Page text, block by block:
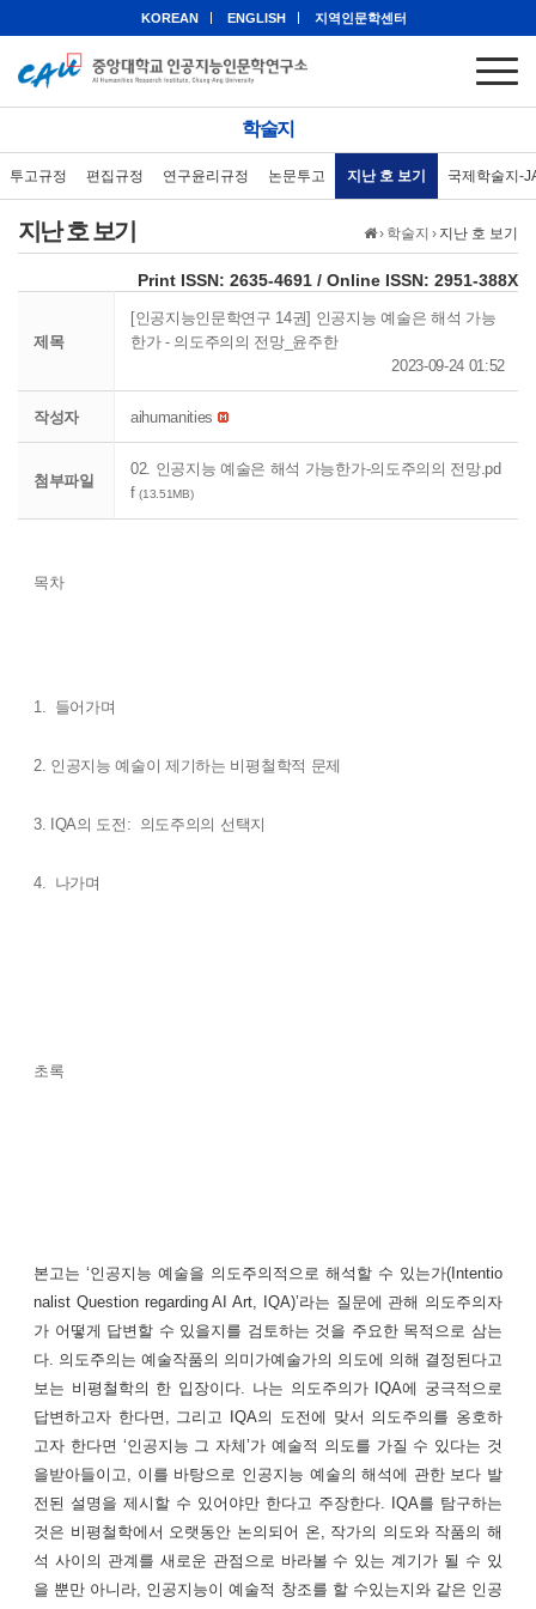
KOREAN ENGLISH 지역인문학센터
학술지
투고규정 편집규정 연구윤리규정 논문투고 지난 호 보기 국제학술지-
› 학술지 › 지난 호 보기
지난 호 보기
Print ISSN: 2635-4691 / Online ISSN: 2951-388X
제목
[인공지능인문학연구 14권] 인공지능 예술은 해석 가능
한가 - 의도주의의 전망_윤주한
2023-09-24 01:52
작성자 aihumanities
첨부파일
02. 인공지능 예술은 해석 가능한가-의도주의의 전망.pd
f(13.51MB)
목차
1. 들어가며
2. 인공지능 예술이 제기하는 비평철학적 문제
3. IQA의 도전: 의도주의의 선택지
4. 나가며
초록
본고는 ‘인공지능 예술을 의도주의적으로 해석할 수 있는가(Intentio
nalist Question regarding AI Art, IQA)’라는 질문에 관해 의도주의자
가 어떻게 답변할 수 있을지를 검토하는 것을 주요한 목적으로 삼는
다. 의도주의는 예술작품의 의미가예술가의 의도에 의해 결정된다고
보는 비평철학의 한 입장이다. 나는 의도주의가 IQA에 궁극적으로
답변하고자 한다면, 그리고 IQA의 도전에 맞서 의도주의를 옹호하
고자 한다면 ‘인공지능 그 자체’가 예술적 의도를 가질 수 있다는 것
을받아들이고, 이를 바탕으로 인공지능 예술의 해석에 관한 보다 발
전된 설명을 제시할 수 있어야만 한다고 주장한다. IQA를 탐구하는
것은 비평철학에서 오랫동안 논의되어 온, 작가의 의도와 작품의 해
석 사이의 관계를 새로운 관점으로 바라볼 수 있는 계기가 될 수 있
을 뿐만 아니라, 인공지능이 예술적 창조를 할 수있는지와 같은 인공